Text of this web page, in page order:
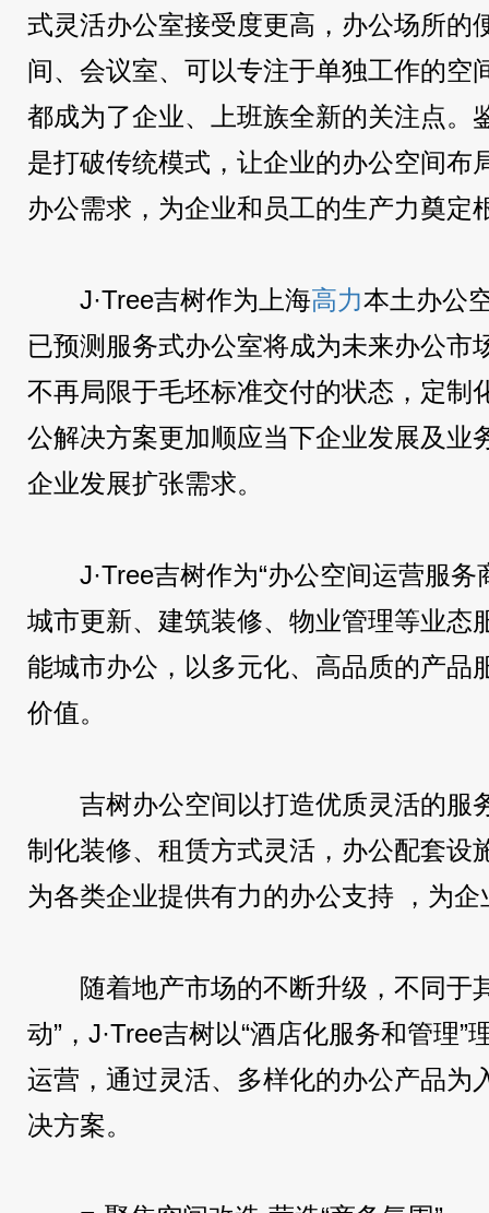
式灵活办公室接受度更高，办公场所的
间、会议室、可以专注于单独工作的空
都成为了企业、上班族全新的关注点。
是打破传统模式，让企业的办公空间布
办公需求，为企业和员工的生产力奠定
J·Tree吉树作为上海高力本土办公
已预测服务式办公室将成为未来办公市
不再局限于毛坯标准交付的状态，定制
公解决方案更加顺应当下企业发展及业
企业发展扩张需求。
J·Tree吉树作为“办公空间运营服务
城市更新、建筑装修、物业管理等业态
能城市办公，以多元化、高品质的产品
价值。
吉树办公空间以打造优质灵活的服
制化装修、租赁方式灵活，办公配套设
为各类企业提供有力的办公支持 ，为
随着地产市场的不断升级，不同于
动”，J·Tree吉树以“酒店化服务和管理
运营，通过灵活、多样化的办公产品为
决方案。